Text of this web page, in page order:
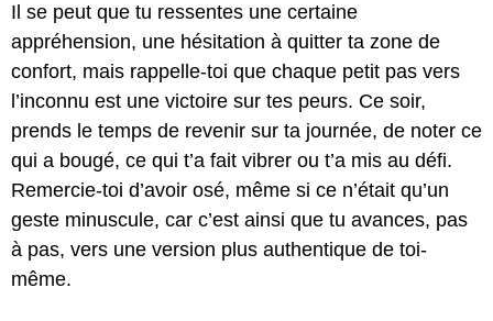
Il se peut que tu ressentes une certaine
appréhension, une hésitation à quitter ta zone de
confort, mais rappelle-toi que chaque petit pas vers
l’inconnu est une victoire sur tes peurs. Ce soir,
prends le temps de revenir sur ta journée, de noter ce
qui a bougé, ce qui t’a fait vibrer ou t’a mis au défi.
Remercie-toi d’avoir osé, même si ce n’était qu’un
geste minuscule, car c’est ainsi que tu avances, pas
à pas, vers une version plus authentique de toi-
même.